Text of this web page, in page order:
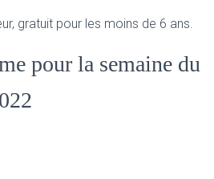
gratuit pour les moins de 6 ans.
pour la semaine du